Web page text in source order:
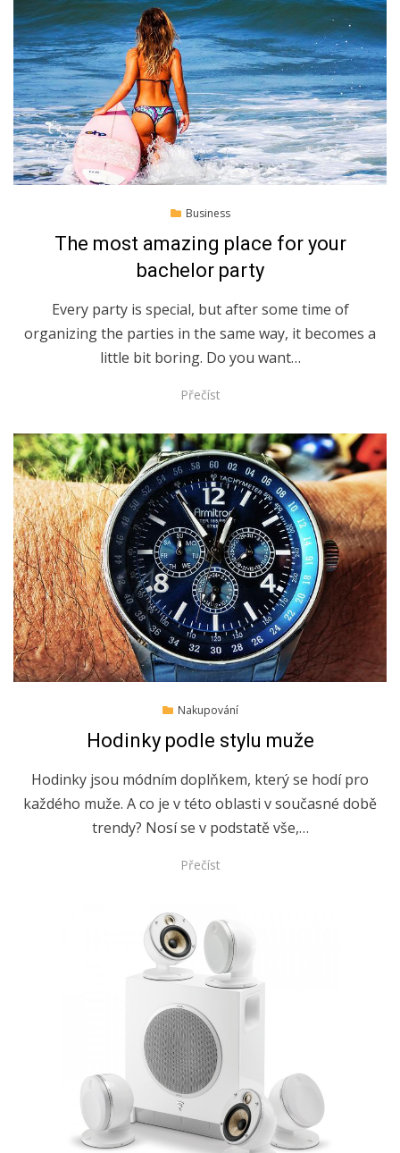
Posted11.4.2022
Business
The most amazing place for your
bachelor party
Every party is special, but after some time of
organizing the parties in the same way, it becomes a
little bit boring. Do you want…
Přečíst
Posted11.4.2022
Nakupování
Hodinky podle stylu muže
Hodinky jsou módním doplňkem, který se hodí pro
každého muže. A co je v této oblasti v současné době
trendy? Nosí se v podstatě vše,…
Přečíst